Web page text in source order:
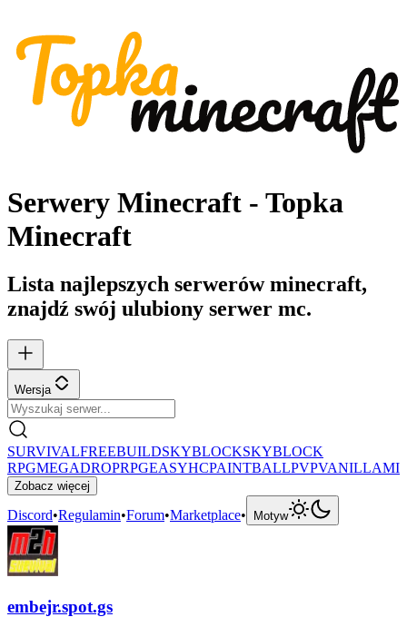
Serwery Minecraft - Topka
Minecraft
Lista najlepszych serwerów minecraft,
znajdź swój ulubiony serwer mc.
Wersja
SURVIVALFREEBUILDSKYBLOCKSKYBLOCK
RPGMEGADROPRPGEASYHCPAINTBALLPVPVANILLA
Zobacz więcej
Discord•Regulamin•Forum•Marketplace• Motyw
embejr.spot.gs